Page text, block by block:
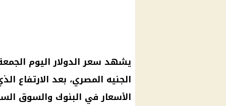
الجنيه المصري، بعد الارتفاع
الأسعار في البنوك والسوق